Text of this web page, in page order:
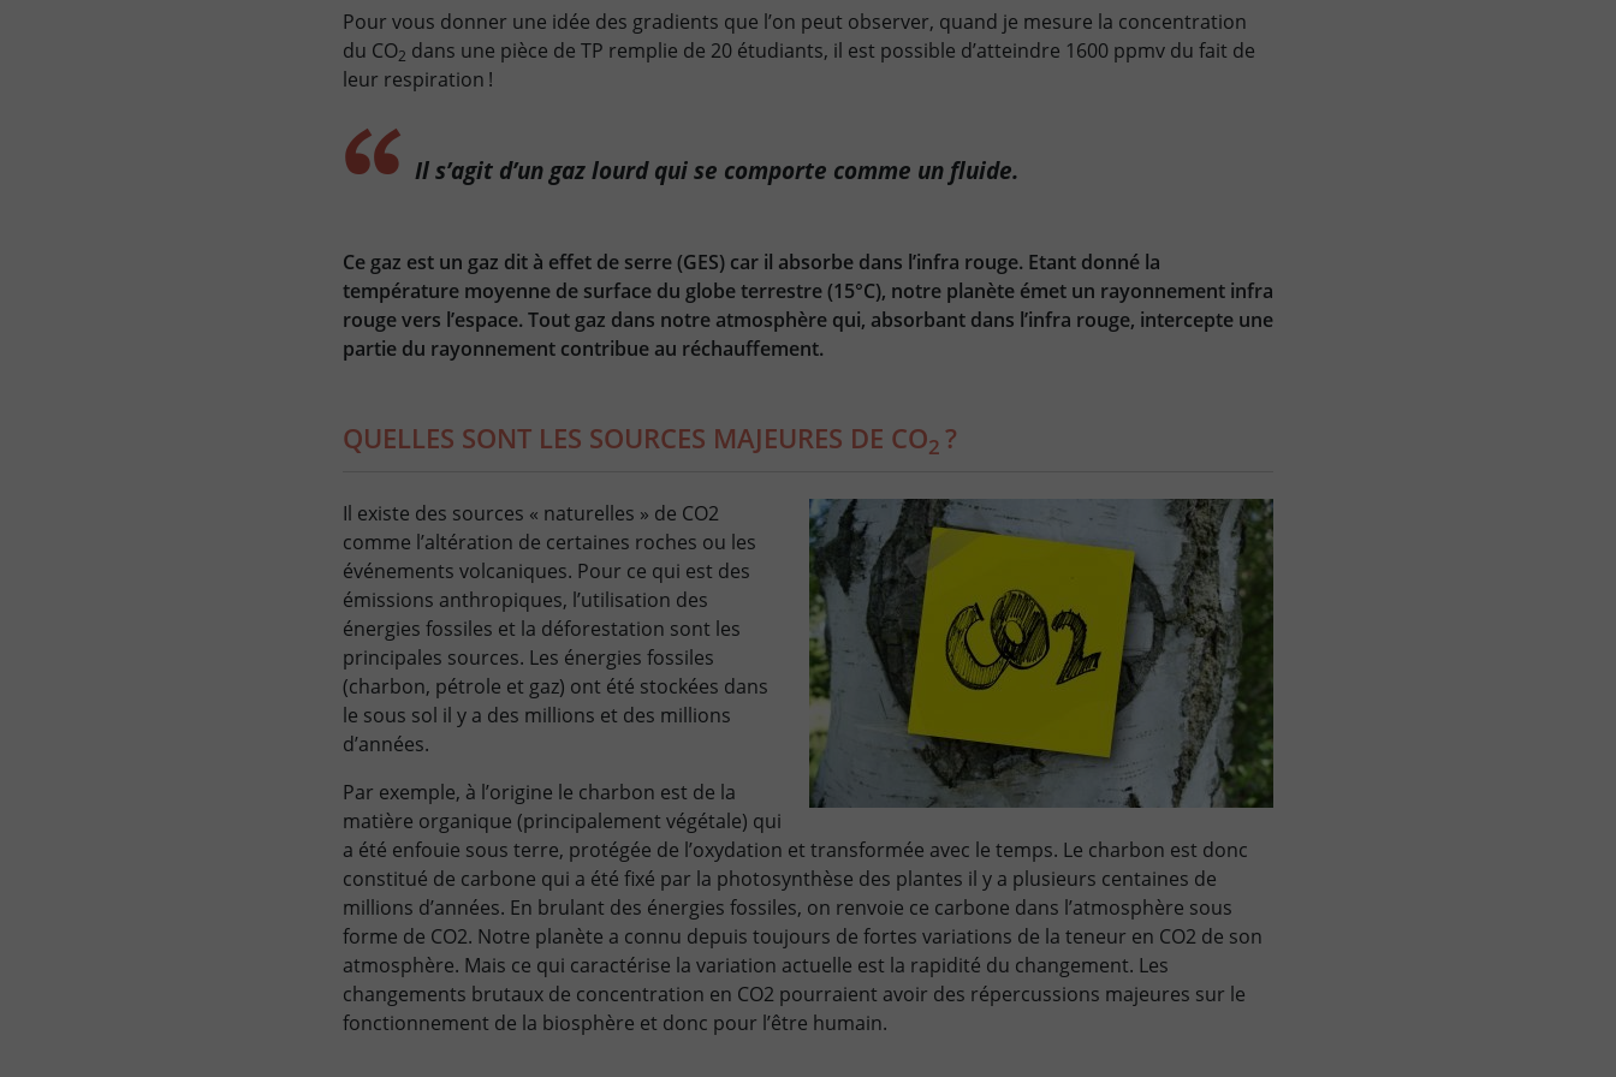
Pour vous donner une idée des gradients que l’on peut observer, quand je mesure la concentration
du CO2 dans une pièce de TP remplie de 20 étudiants, il est possible d’atteindre 1600 ppmv du fait de
leur respiration !
Il s’agit d’un gaz lourd qui se comporte comme un fluide.
Ce gaz est un gaz dit à effet de serre (GES) car il absorbe dans l’infra rouge. Etant donné la
température moyenne de surface du globe terrestre (15°C), notre planète émet un rayonnement infra
rouge vers l’espace. Tout gaz dans notre atmosphère qui, absorbant dans l’infra rouge, intercepte une
partie du rayonnement contribue au réchauffement.
QUELLES SONT LES SOURCES MAJEURES DE CO2 ?
Il existe des sources « naturelles » de CO2
comme l’altération de certaines roches ou les
événements volcaniques. Pour ce qui est des
émissions anthropiques, l’utilisation des
énergies fossiles et la déforestation sont les
principales sources. Les énergies fossiles
(charbon, pétrole et gaz) ont été stockées dans
le sous sol il y a des millions et des millions
d’années.
Par exemple, à l’origine le charbon est de la
matière organique (principalement végétale) qui
a été enfouie sous terre, protégée de l’oxydation et transformée avec le temps. Le charbon est donc
constitué de carbone qui a été fixé par la photosynthèse des plantes il y a plusieurs centaines de
millions d’années. En brulant des énergies fossiles, on renvoie ce carbone dans l’atmosphère sous
forme de CO2. Notre planète a connu depuis toujours de fortes variations de la teneur en CO2 de son
atmosphère. Mais ce qui caractérise la variation actuelle est la rapidité du changement. Les
changements brutaux de concentration en CO2 pourraient avoir des répercussions majeures sur le
fonctionnement de la biosphère et donc pour l’être humain.